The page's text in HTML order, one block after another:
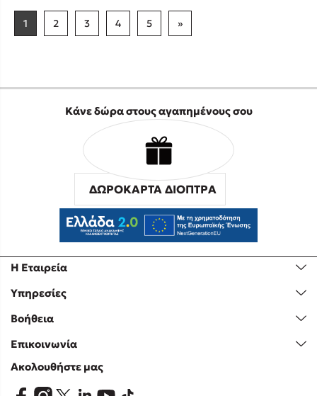
1 2 3 4 5 »
Η Εταιρεία
Υπηρεσίες
Βοήθεια
Επικοινωνία
Κάνε δώρα στους αγαπημένους σου
ΔΩΡΟΚΑΡΤΑ ΔΙΟΠΤΡΑ
Ακολουθήστε μας